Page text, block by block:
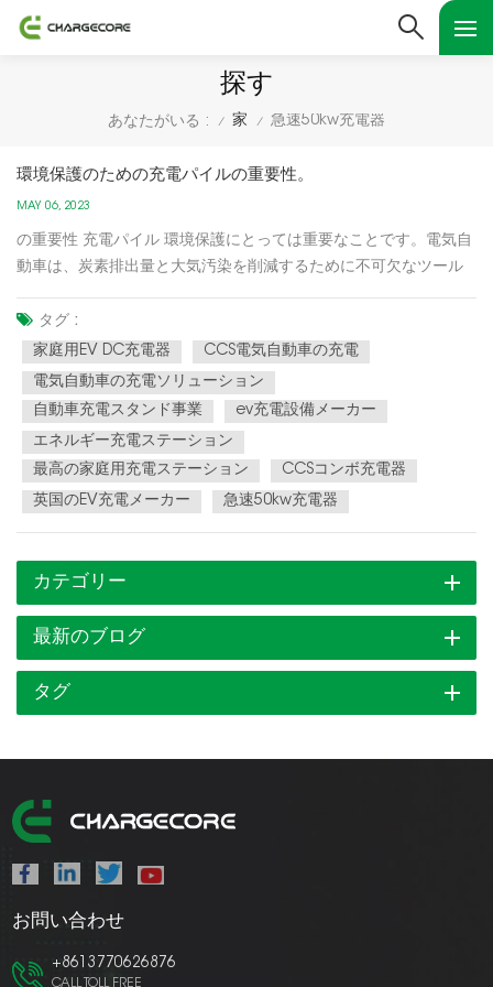
探す
あなたがいる : / 家 / 急速50kw充電器
環境保護のための充電パイルの重要性。
MAY 06, 2023
の重要性 充電パイル 環境保護にとっては重要なことです。電気自
動車は、炭素排出量と大気汚染を削減するために不可欠なツール
電スタンドなどの充電インフラの利用可能性にかかっています。
充電スタンドのネットワークを提供することで、より多くの人に
従来の...
タグ :
家庭用EV DC充電器
CCS電気自動車の充電
電気自動車の充電ソリューション
自動車充電スタンド事業
ev充電設備メーカー
エネルギー充電ステーション
最高の家庭用充電ステーション
CCSコンボ充電器
英国のEV充電メーカー
急速50kw充電器
カテゴリー
最新のブログ
タグ
お問い合わせ
+8613770626876
CALL TOLL FREE